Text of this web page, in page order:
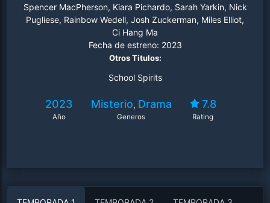
limbo de su escuela secundaria.
Spencer MacPherson, Kiara Pichardo, Sarah Yarkin, Nick
Pugliese, Rainbow Wedell, Josh Zuckerman, Miles Elliot,
Ci Hang Ma
Fecha de estreno: 2023
Otros Titulos:
School Spirits
2023
Año
Misterio, Drama
Generos
7.8
Rating